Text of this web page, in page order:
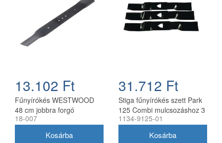
13.102 Ft
Fűnyírókés WESTWOOD
48 cm jobbra forgó
18-007
31.712 Ft
Stiga fűnyírókés szett Park
125 Combi mulcsozáshoz 3
db
1134-9125-01